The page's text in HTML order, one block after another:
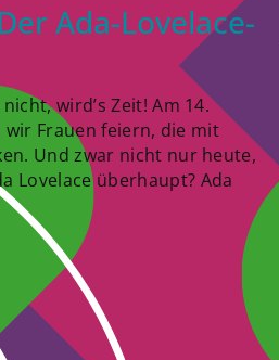
Ada-Lovelace-
wird’s Zeit! Am 14.
wir Frauen feiern, die mit
Und zwar nicht nur heute,
Lovelace überhaupt? Ada